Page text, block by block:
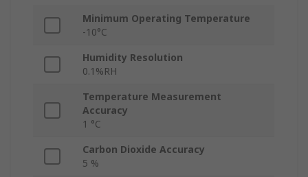
Minimum Operating Temperature
-10°C
Humidity Resolution
0.1%RH
Temperature Measurement
Accuracy
1 °C
Carbon Dioxide Accuracy
5 %